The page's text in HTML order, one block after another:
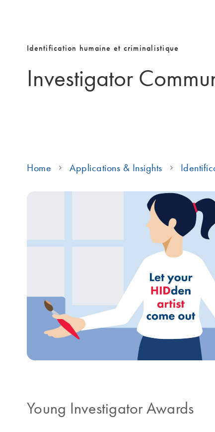
Identification humaine et criminalistique
Investigator
Home Applications & Insights
Young Investigator Awards